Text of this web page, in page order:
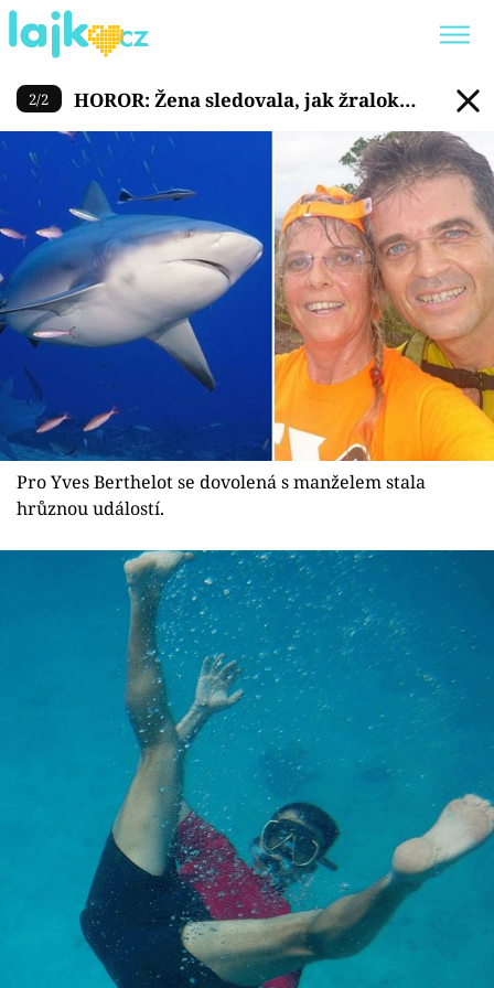
Trendy: KARLOS VÉMOLA
ONLYFANS
SHOPAHOLICADEL
Témata
Showbyznys
Youtubeři
Virály
Sex a vztahy
Videa
Sledujte prima+
Přihlášení
HOROR: Žena sledovala,
2/2
HOROR: Žena sledovala, jak žralok
žere jejího manžela zaživa!
Pro Yves Berthelot se dovolená s manželem stala
hrůznou událostí.